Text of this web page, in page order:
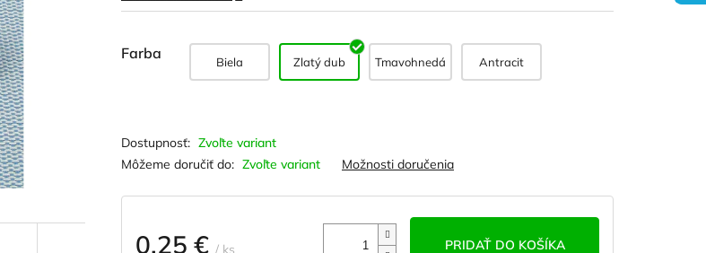
Farba Biela Zlatý dub Tmavohnedá Antracit
Zvoľte variant
Môžeme doručiť do: Zvoľte variant Možnosti doručenia
0,25 € PRIDAŤ DO KOŠÍKA
hviezdičiek.